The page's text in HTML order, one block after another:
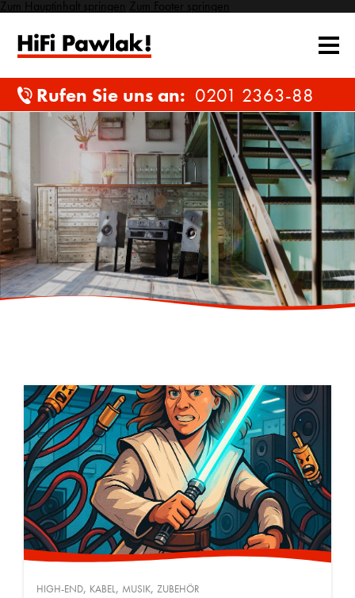
Zum Hauptinhalt springen Zum Footer springen
Rufen Sie uns an: 0201 2363-88
HIGH-END, KABEL, MUSIK, ZUBEHÖR